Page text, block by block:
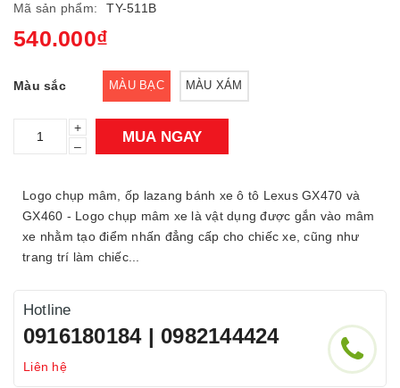
Mã sản phẩm:
TY-511B
540.000₫
Màu sắc MÀU BẠC MÀU XÁM
+
–
MUA NGAY
Logo chụp mâm, ốp lazang bánh xe ô tô Lexus GX470 và
GX460 - Logo chụp mâm xe là vật dụng được gắn vào mâm
xe nhằm tạo điểm nhấn đẳng cấp cho chiếc xe, cũng như
trang trí làm chiếc...
Hotline
0916180184 | 0982144424
Liên hệ